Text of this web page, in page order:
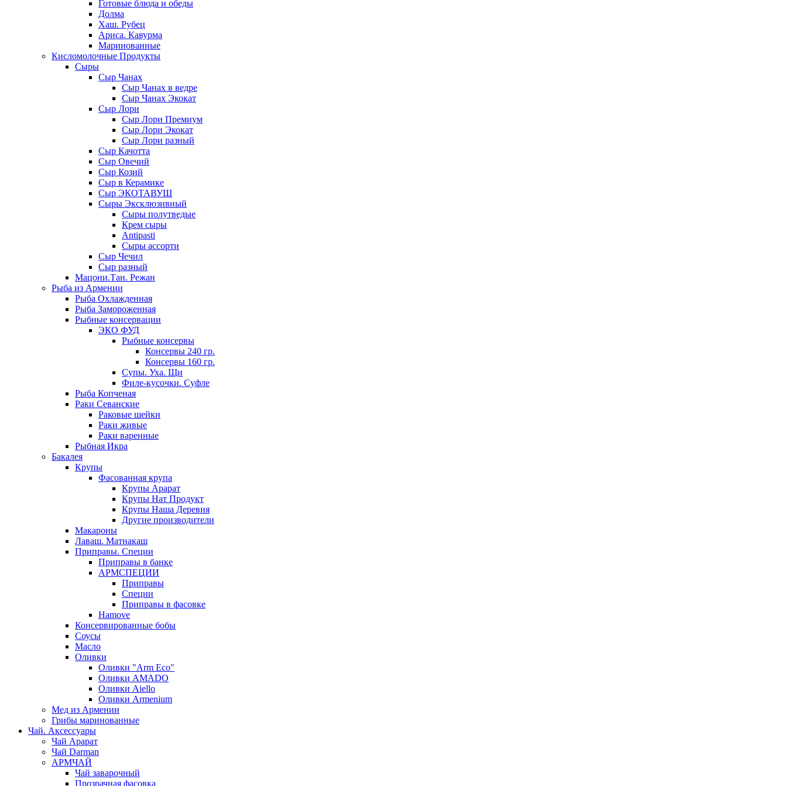
Готовые блюда и обеды
Долма
Хаш. Рубец
Ариса. Кавурма
Маринованные
Кисломолочные Продукты
Сыры
Сыр Чанах
Сыр Чанах в ведре
Сыр Чанах Экокат
Сыр Лори
Сыр Лори Премиум
Сыр Лори Экокат
Сыр Лори разный
Сыр Качотта
Сыр Овечий
Сыр Козий
Сыр в Керамике
Сыр ЭКОТАВУШ
Сыры Эксклюзивный
Сыры полутведые
Крем сыры
Antipasti
Сыры ассорти
Сыр Чечил
Сыр разный
Мацони.Тан. Режан
Рыба из Армении
Рыба Охлажденная
Рыба Замороженная
Рыбные консервации
ЭКО ФУД
Рыбные консервы
Консервы 240 гр.
Консервы 160 гр.
Супы. Уха. Щи
Филе-кусочки. Суфле
Рыба Копченая
Раки Севанские
Раковые шейки
Раки живые
Раки варенные
Рыбная Икра
Бакалея
Крупы
Фасованная крупа
Крупы Арарат
Крупы Нат Продукт
Крупы Наша Деревня
Другие производители
Макароны
Лаваш. Матнакаш
Приправы. Специи
Приправы в банке
АРМСПЕЦИИ
Приправы
Специи
Приправы в фасовке
Hamove
Консервированные бобы
Соусы
Масло
Оливки
Оливки "Arm Eco"
Оливки AMADO
Оливки Aiello
Оливки Armenium
Мед из Армении
Грибы маринованные
Чай. Аксессуары
Чай Арарат
Чай Darman
АРМЧАЙ
Чай заварочный
Прозрачная фасовка